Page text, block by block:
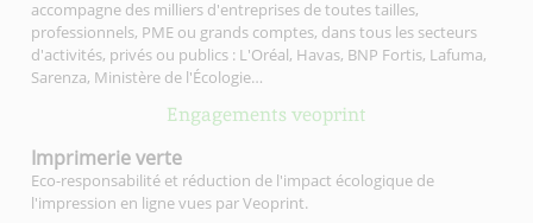
accompagne des milliers d'entreprises de toutes tailles,
professionnels, PME ou grands comptes, dans tous les secteurs
d'activités, privés ou publics : L'Oréal, Havas, BNP Fortis, Lafuma,
Sarenza, Ministère de l'Écologie…
Engagements veoprint
Imprimerieverte
Eco-responsabilité et réduction de l'impact écologique de
l'impression en ligne vues par Veoprint.